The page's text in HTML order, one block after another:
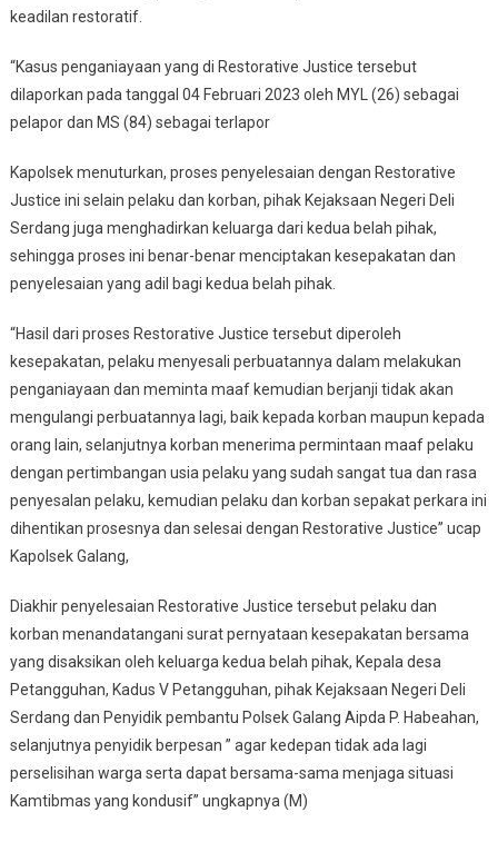
keadilan restoratif.
“Kasus penganiayaan yang di Restorative Justice tersebut
dilaporkan pada tanggal 04 Februari 2023 oleh MYL (26) sebagai
pelapor dan MS (84) sebagai terlapor
Kapolsek menuturkan, proses penyelesaian dengan Restorative
Justice ini selain pelaku dan korban, pihak Kejaksaan Negeri Deli
Serdang juga menghadirkan keluarga dari kedua belah pihak,
sehingga proses ini benar-benar menciptakan kesepakatan dan
penyelesaian yang adil bagi kedua belah pihak.
“Hasil dari proses Restorative Justice tersebut diperoleh
kesepakatan, pelaku menyesali perbuatannya dalam melakukan
penganiayaan dan meminta maaf kemudian berjanji tidak akan
mengulangi perbuatannya lagi, baik kepada korban maupun kepada
orang lain, selanjutnya korban menerima permintaan maaf pelaku
dengan pertimbangan usia pelaku yang sudah sangat tua dan rasa
penyesalan pelaku, kemudian pelaku dan korban sepakat perkara ini
dihentikan prosesnya dan selesai dengan Restorative Justice” ucap
Kapolsek Galang,
Diakhir penyelesaian Restorative Justice tersebut pelaku dan
korban menandatangani surat pernyataan kesepakatan bersama
yang disaksikan oleh keluarga kedua belah pihak, Kepala desa
Petangguhan, Kadus V Petangguhan, pihak Kejaksaan Negeri Deli
Serdang dan Penyidik pembantu Polsek Galang Aipda P. Habeahan,
selanjutnya penyidik berpesan ” agar kedepan tidak ada lagi
perselisihan warga serta dapat bersama-sama menjaga situasi
Kamtibmas yang kondusif” ungkapnya (M)